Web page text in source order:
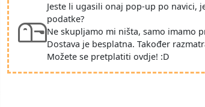
Jeste li ugasili onaj pop-up po navici,
podatke?
Ne skupljamo mi ništa, samo imamo
Dostava je besplatna. Također
Možete se pretplatiti ovdje! :D